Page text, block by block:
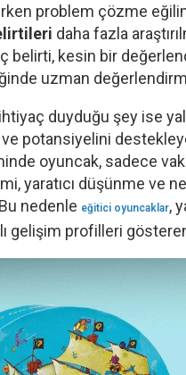
problem çözme
daha fazla
belirti, kesin bir
uzman
duyduğu şey ise
potansiyelini
oyuncak, sadece
yaratıcı düşünme ve
nedenle eğitici oyuncaklar,
gelişim profilleri